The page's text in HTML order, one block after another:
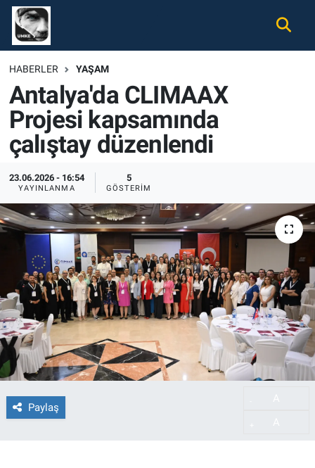
HABERLER YAŞAM
Antalya'da CLIMAAX
Projesi kapsamında
çalıştay düzenlendi
23.06.2026 - 16:54
YAYINLANMA
5
GÖSTERIM
Paylaş
Gündem
Ekonomi
Spor
Magazin
Tüm Haberler
İletişim
Künye
Nöbetçi Eczaneler
Hava Durumu
Namaz Vakitleri
Trafik Durumu
Süper Lig Puan Durumu ve Fikstür
Tüm Manşetler
Son Dakika Haberleri
Haber Arşivi